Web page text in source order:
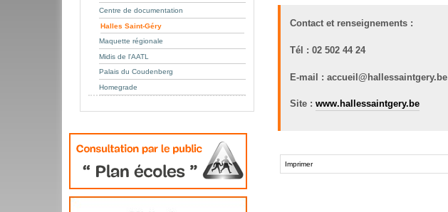
Centre de documentation
Halles Saint-Géry
Maquette régionale
Midis de l'AATL
Palais du Coudenberg
Homegrade
Contact et renseignements :
Tél : 02 502 44 24
E-mail : accueil@hallessaintgery.be
Site : www.hallessaintgery.be
surImprimer